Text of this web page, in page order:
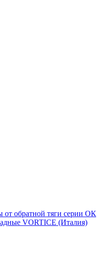
от обратной тяги серии ОК
VORTICE (Италия)